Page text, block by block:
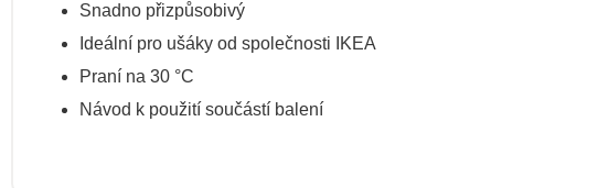
Snadno přizpůsobivý
Ideální pro ušáky od společnosti IKEA
Praní na 30 °C
Návod k použití součástí balení